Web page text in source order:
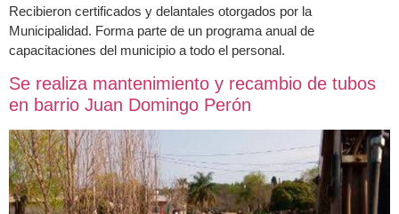
Recibieron certificados y delantales otorgados por la
Municipalidad. Forma parte de un programa anual de
capacitaciones del municipio a todo el personal.
Se realiza mantenimiento y recambio de tubos
en barrio Juan Domingo Perón